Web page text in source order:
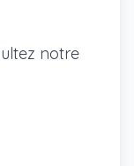
notre